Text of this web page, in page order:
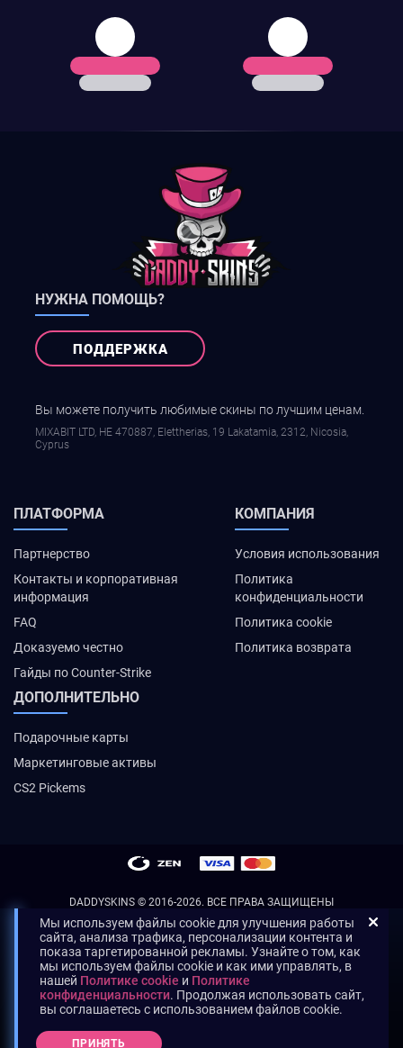
НУЖНА ПОМОЩЬ?
ПОДДЕРЖКА
Вы можете получить любимые скины по лучшим ценам.
MIXABIT LTD, ΗΕ 470887, Elettherias, 19 Lakatamia, 2312, Nicosia,
Cyprus
ПЛАТФОРМА
Партнерство
Контакты и корпоративная
информация
FAQ
Доказуемо честно
Гайды по Counter-Strike
КОМПАНИЯ
Условия использования
Политика
конфиденциальности
Политика cookie
Политика возврата
ДОПОЛНИТЕЛЬНО
Подарочные карты
Маркетинговые активы
CS2 Pickems
DADDYSKINS © 2016-2026. ВСЕ ПРАВА ЗАЩИЩЕНЫ
Мы используем файлы cookie для улучшения работы
сайта, анализа трафика, персонализации контента и
показа таргетированной рекламы. Узнайте о том, как
мы используем файлы cookie и как ими управлять, в
нашей Политике cookie и Политике
конфиденциальности. Продолжая использовать сайт,
вы соглашаетесь с использованием файлов cookie.
ПРИНЯТЬ